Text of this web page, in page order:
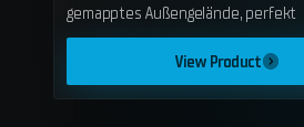
gemapptes Außengelände, perfekt
View Product